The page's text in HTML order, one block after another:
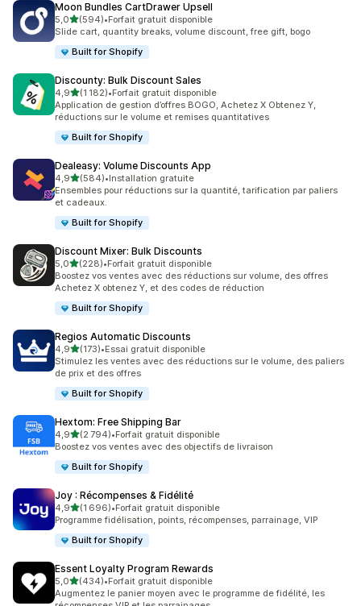
Moon Bundles CartDrawer Upsell
5,0étoile(s) sur 5
(594)
594 avis au total
•Forfait gratuit disponible
Slide cart, quantity breaks, volume discount, free gift, bogo
Built for Shopify
Discounty: Bulk Discount Sales
4,9étoile(s) sur 5
(1 182)
1182 avis au total
•Forfait gratuit disponible
Application de gestion d’offres BOGO, Achetez X Obtenez Y,
réductions sur le volume et remises quantitatives
Built for Shopify
Dealeasy: Volume Discounts App
4,9étoile(s) sur 5
(584)
584 avis au total
•Installation gratuite
Ensembles pour réductions sur la quantité, tarification par paliers
et cadeaux.
Built for Shopify
Discount Mixer: Bulk Discounts
5,0étoile(s) sur 5
(228)
228 avis au total
•Forfait gratuit disponible
Boostez vos ventes avec des réductions sur volume, des offres
Achetez X obtenez Y, et des codes de réduction
Built for Shopify
Regios Automatic Discounts
4,9étoile(s) sur 5
(173)
173 avis au total
•Essai gratuit disponible
Stimulez les ventes avec des réductions sur le volume, des paliers
de prix et des offres
Built for Shopify
Hextom: Free Shipping Bar
4,9étoile(s) sur 5
(2 794)
2794 avis au total
•Forfait gratuit disponible
Boostez vos ventes avec des objectifs de livraison
Built for Shopify
Joy : Récompenses & Fidélité
4,9étoile(s) sur 5
(1 696)
1696 avis au total
•Forfait gratuit disponible
Programme fidélisation, points, récompenses, parrainage, VIP
Built for Shopify
Essent Loyalty Program Rewards
5,0étoile(s) sur 5
(434)
434 avis au total
•Forfait gratuit disponible
Augmentez le panier moyen avec le programme de fidélité, les